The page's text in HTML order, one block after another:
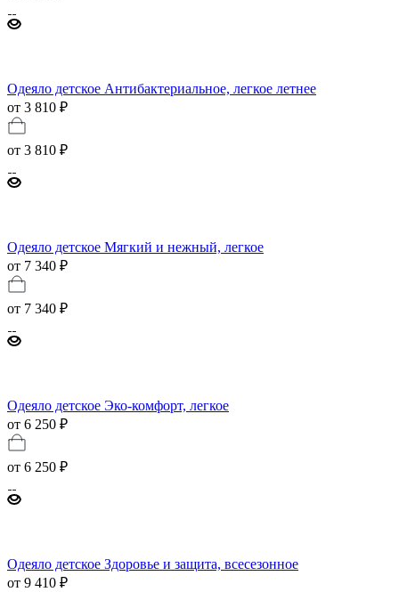
Одеяло детское Антибактериальное, легкое летнее
от 3 810 ₽
от 3 810 ₽
Одеяло детское Мягкий и нежный, легкое
от 7 340 ₽
от 7 340 ₽
Одеяло детское Эко-комфорт, легкое
от 6 250 ₽
от 6 250 ₽
Одеяло детское Здоровье и защита, всесезонное
от 9 410 ₽